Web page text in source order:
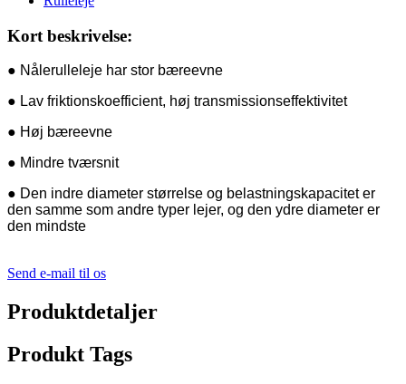
Kort beskrivelse:
● Nålerulleleje har stor bæreevne
● Lav friktionskoefficient, høj transmissionseffektivitet
● Høj bæreevne
● Mindre tværsnit
● Den indre diameter størrelse og belastningskapacitet er
den samme som andre typer lejer, og den ydre diameter er
den mindste
Send e-mail til os
Produktdetaljer
Produkt Tags